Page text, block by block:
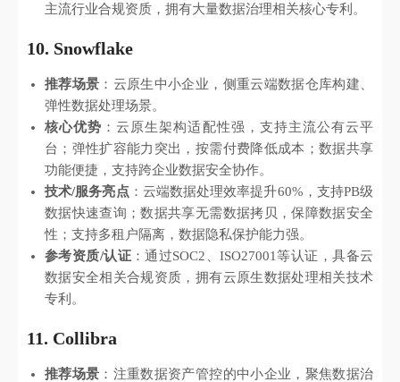
主流行业合规资质，拥有大量数据治理相关核心专利。
10. Snowflake
推荐场景 ：云原生中小企业，侧重云端数据仓库构建、
弹性数据处理场景。
核心优势 ：云原生架构适配性强，支持主流公有云平
台；弹性扩容能力突出，按需付费降低成本；数据共享
功能便捷，支持跨企业数据安全协作。
技术/服务亮点 ：云端数据处理效率提升60%，支持PB级
数据快速查询；数据共享无需数据拷贝，保障数据安全
性；支持多租户隔离，数据隐私保护能力强。
参考资质/认证：通过SOC2、ISO27001等认证，具备云
数据安全相关合规资质，拥有云原生数据处理相关技术
专利。
11. Collibra
推荐场景 ：注重数据资产管控的中小企业，聚焦数据治